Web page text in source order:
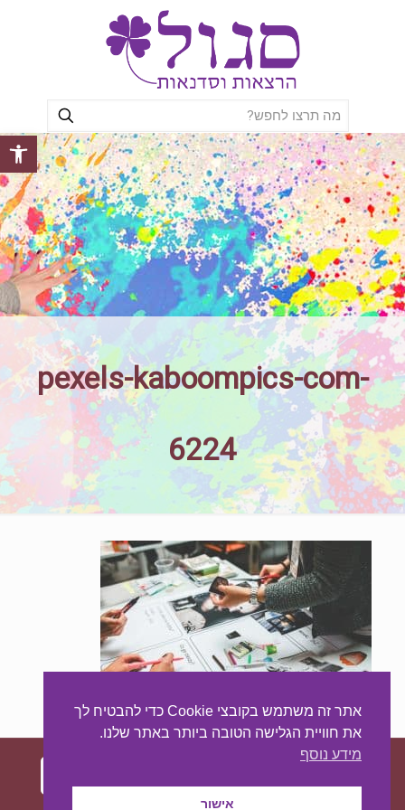
פתח
pexels-kaboompics-com-
6224
אתר זה משתמש בקובצי Cookie כדי להבטיח לך
את חוויית הגלישה הטובה ביותר באתר שלנו.
מידע נוסף
אישור